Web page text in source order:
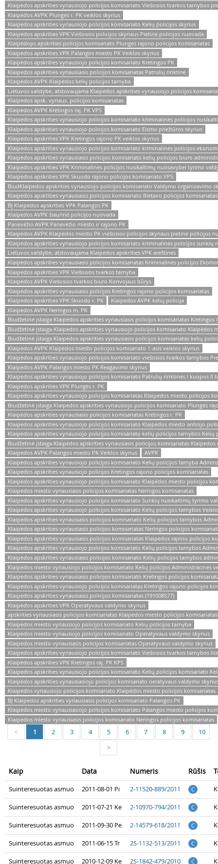
Klaipėdos apskrities vyriausiojo policijos komisariato Viešosios tvarkos tarnybos
Klaipėdos AVPK Plungės r. PK veiklos skyrius
Klaipėdos apskrities vyriausiojo policijos komisariato Kelių policijos skyrius
Klaipėdos apskrities VPK Viešosios policijos skyriaus Pietinė policijos nuovada
Klaipėdops apskrities policijos komisariato Plungės rajono policijos komisariatas
Klaipėdos apskrities VPK Palangos miesto PK Veiklos skyrius
Klaipėdos apskrities vyriausiojo policijos komisariato Kretingos PK
Klaipėdos apskrities vyriausiasis policijos komisariatas Patrulių rinktinė
Klaipėdos AVPK Klaipėdos kelių policijos tarnyba
Lietuvos valstybė, atstovaujama Klaipėdos apskrities vyriausiojo policijos
Klaipėdos apsk. vyriaus. policijos komisariatas
Klaipėdos AVPK Kretingos raj. PK VPS
Klaipėdos apskrities vyriausiojo policijos komisariato kriminalinės policijos
Klaipėdos apskrities vyriausiojo policijos komisariato Eismo priežiūros skyrius
Klaipėdos apskrities VPK Kretingos rajono PK veiklos skyrius
Klaipėdos apskrities vyriausiojo policijos komisariato kriminalinės policijos
Klaipėdos apskrities vyriausiasis policijos komisariato kelių policijos biuro
Klaipėdos apskrities VPK Kriminalinės policijos nusikaltimų nuosavybei tyrimo
Klaipėdos apskrities VPK Skuodo rajono policijos komisariato VPS
BiudKlaipėdos apskrities vyriausiojo policijos komisariato Valdymo organizavimo
Klaipėdos apsktities vyriausiasis policijos komisariato Rietavo policijos komisariatas
BĮ Klaipėdos apskrities VPK Palangos PK
Klaipėdos AVPK šiaurinė policijos nuovada
Panevėžio AVPK Panevėžio miesto ir rajono PK
Klaipėdos AVPK Klaipėdos miesto PK viešosios policijos skyriaus pietinė policijos
Klaipėdos apskrities vyriausiojo policijos komisariato kriminalinės policijos sunkių
Lietuvos valstybė, atstovaujama Klaipėdos apskrities VPK areštinės
Klaipėdos apskrities vyriausiasis policijos komisariatas Kriminalinės policijos
Klaipėdos apskrities VPK Viešosios tvarkos tarnyba
Klaipėdos AVPK Viešosios tvarkos biuro Konvojaus būrys
Klaipėdos apskrities vyriausiasis policijos Kretingos rajono policijos komisariatas
Klaipėdos apskrities VPK Skuodo r. PK
Klaipėdos AVPK kelių policija
Klaipėdos AVPK Neringos m. PK
Biudžetinė įstaiga Klaipėdos apskrities vyriausiasis policijos komisariatas Kretingos
Biudžetinė įstaiga Klaipėdos apskrities vyriausiojo policijos komisariato Klaipėdos
Biudžetinė įstaiga Klaipėdos apskrities vyriausiasis policijos komisariatas kelių
Klaipėdos AVPK Klaipėdos miesto policijos komisariato 1-asis veiklos skyrius
Klaipėdos apskrities vyriausiojo policijos komisariato viešosios tvarkos tarnybos
Klaipėdos AVPK Palangos miesto PK Reagavimo skyrius
Klaipėdos apskrities vyriausiojo policijos komisariato Patrulių rinktinės I kuopos II
Klaipėdos apskrities VPK Plungės r. PK
Klaipėdos apskrities vyriausiojo policijos komisariatas Klaipėdos miesto policijos
Biudžetinė įstaiga Klaipėdos apskrities vyriausiojo policijos komisariato Plungės
Klaipėdos apskrities vyriausiasis policijos komisariatas Kretingos r. PK
Klaipėdos apskrities vyriausiojo policijos komisariato Klaipėdos miesto antrojo
Klaipėdos apskrities vyriausiojo policijos komisariato kelių policijos tarnybos Kelių
Biudžetinė įstaiga Klaipėdos apskrities vyriausiasis policijos komisariatas
Klaipėdos AVPK Palangos miesto PK Veiklos skyrius
AVPK
Klaipėdos apskrities vyriausiojo policijos komisariato Kelių policijos tarnyba
Klaipėdos apskrities vyriausiojo policijos Kretingos rajono policijos komisariatas
Klaipėdos apskrities vyriausiojo policijos komisariato Klaipėdos miesto policijos
Klaipėdos miesto vyriausiasis policijos komisariatas Neringos komisariatas
Klaipėdos apskrities vyriausiojo policijos komisariato Sunkių nusikaltimų tyrimo
Klaipėdos apskrities vyriausiojo policijos komisariato Kelių policijos tarnybos
Klaipėdos apskrities vyriausiasis policijos komisariato Kelių policijos tarnybos
Klaipėdos apskrities vyriausiasis policijos komisariatas Neringos policijos
Klaipėdos apskrities vyriausiasis policijos komisariatas Klaipėdos rajono policijos
Klaipėdos apskrities vyriausiojo policijos komisariato Kelių policijos tarnybos
Klaipėdos apskrities vyriausiasis policijos komisariato Kelių policijos tarnybos
Klaipėdos miesto vyriausiojo policijos komisariato Kelių policijos Administracinės
Klaipėdos apskrities vyriausiasis policijos komisariato Kretingos policijos
Klaipėdos apskrities vyriausiojo policijos komisariatas Kretingos rajono policijos
Klaipėdos apskrities vyriausiasis policijos komisariatas (191008577)
Klaipėdos apskrities VPK Operatyvaus valdymo skyrius
apskrities vyriausiasis policijos komisariatas Klaipėdos miesto policijos komisariatas
Klaipėdos miesto vyriausiojo policijos komisariato Kelių policijos tarnyba
Klaipėdos miesto vyriausiojo policijos komisariato Operatyvaus valdymo skyrius
Klaipėdos miesto vyriausiasis policijos komisariatas Operatyvaus valdymo skyrius
Klaipėdos apskrities vyriausiojo policijos komisariato Viešosios tvarkos tarnybos
Klaipėdos apskrities VPK Kretingos raj. PK KPS
Klaipėdos apskrities vyriausiojo policijos komisariato Kelių policijos komisariato
Klaipėdos apskrities vyriausiasiojo policijos komisariato oeratyvaus valdymo
Klaipėdos vyriausiojo policijos komisariato Klaipėdos miesto policijos komisariatas
BĮ Klaipėdos apskrities vyriausiasis policijos komisariato Palangos PK
Klaipėdos miesto vyriausiasiojo policijos komisariato Palangos miesto policijos
Klaipėdos miesto vyriausiasis policijos komisariato Neringos policijos komisariatas
< 1 2 3 4 5 6 7 8 9 10
>
Kaip Data Numeris Rūšis
Suinteresuotas asmuo 2011-08-01 Pi 2-11520-889/2011 C
Suinteresuotas asmuo 2011-07-21 Ke 2-10970-794/2011 C
Suinteresuotas asmuo 2011-09-30 Pe 2-14579-618/2011 C
Suinteresuotas asmuo 2011-06-15 Tr 2S-1132-513/2011 C
Suinteresuotas asmuo 2010-12-09 Ke 2S-1842-479/2010 C